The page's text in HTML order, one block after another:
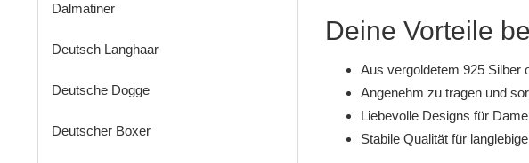
Deine Vorteile
Aus vergoldetem 925 Silber
Angenehm zu tragen und
Liebevolle Designs für
Stabile Qualität für
Dalmatiner
Deutsch Langhaar
Deutsche Dogge
Deutscher Boxer